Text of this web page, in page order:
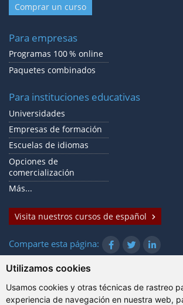
Utilizamos cookies
Usamos cookies y otras técnicas de rastreo
experiencia de navegación en nuestra web,
Comprar un curso
Para empresas
Programas 100 % online
Paquetes combinados
Para instituciones educativas
Universidades
Empresas de formación
Escuelas de idiomas
Opciones de
comercialización
Más...
Visita nuestros cursos de español
Comparte esta página:
© Gazanta Project 2026